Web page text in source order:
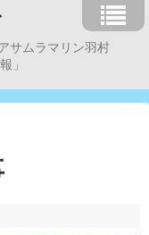
サムラマリン羽村
」